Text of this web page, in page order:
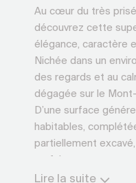
Au cœur du très prisé
découvrez cette
élégance, caractère
Nichée dans un
des regards et au
dégagée sur le
D’une surface
habitables,
partiellement
sa luminosité et son
Lire la suite